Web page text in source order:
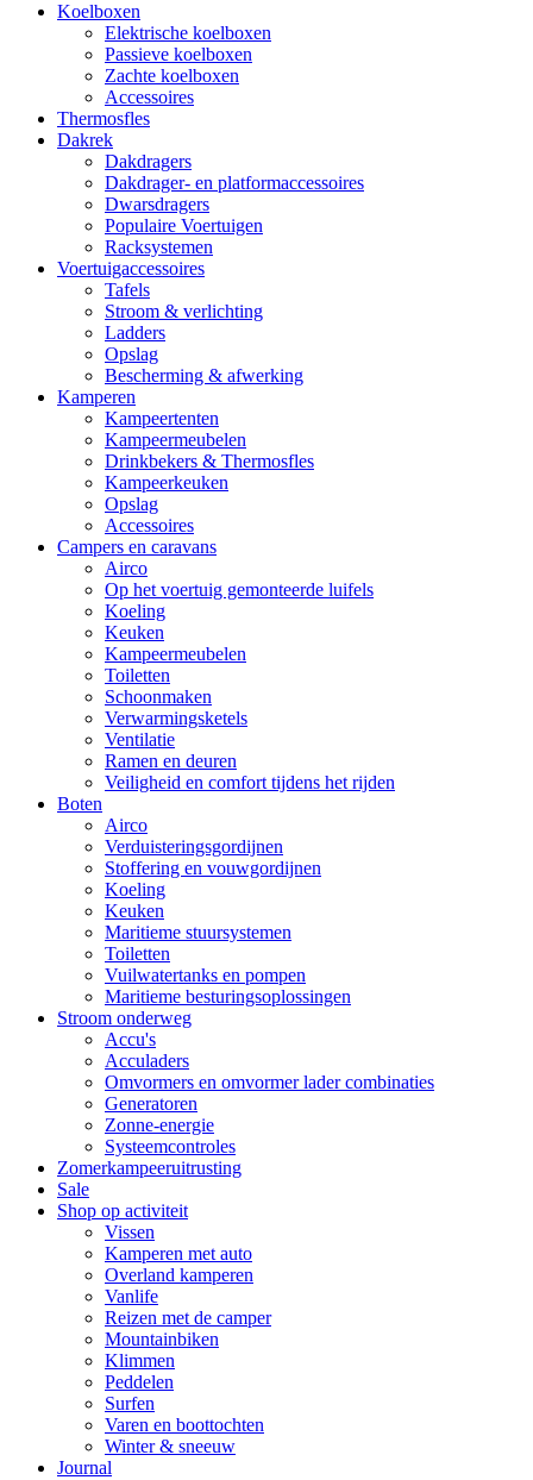
Koelboxen
Elektrische koelboxen
Passieve koelboxen
Zachte koelboxen
Accessoires
Thermosfles
Dakrek
Dakdragers
Dakdrager- en platformaccessoires
Dwarsdragers
Populaire Voertuigen
Racksystemen
Voertuigaccessoires
Tafels
Stroom & verlichting
Ladders
Opslag
Bescherming & afwerking
Kamperen
Kampeertenten
Kampeermeubelen
Drinkbekers & Thermosfles
Kampeerkeuken
Opslag
Accessoires
Campers en caravans
Airco
Op het voertuig gemonteerde luifels
Koeling
Keuken
Kampeermeubelen
Toiletten
Schoonmaken
Verwarmingsketels
Ventilatie
Ramen en deuren
Veiligheid en comfort tijdens het rijden
Boten
Airco
Verduisteringsgordijnen
Stoffering en vouwgordijnen
Koeling
Keuken
Maritieme stuursystemen
Toiletten
Vuilwatertanks en pompen
Maritieme besturingsoplossingen
Stroom onderweg
Accu's
Acculaders
Omvormers en omvormer lader combinaties
Generatoren
Zonne-energie
Systeemcontroles
Zomerkampeeruitrusting
Sale
Shop op activiteit
Vissen
Kamperen met auto
Overland kamperen
Vanlife
Reizen met de camper
Mountainbiken
Klimmen
Peddelen
Surfen
Varen en boottochten
Winter & sneeuw
Journal